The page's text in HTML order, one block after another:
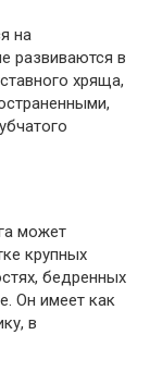
на
развиваются в
хряща,
может
крупных
бедренных
Он имеет как
в